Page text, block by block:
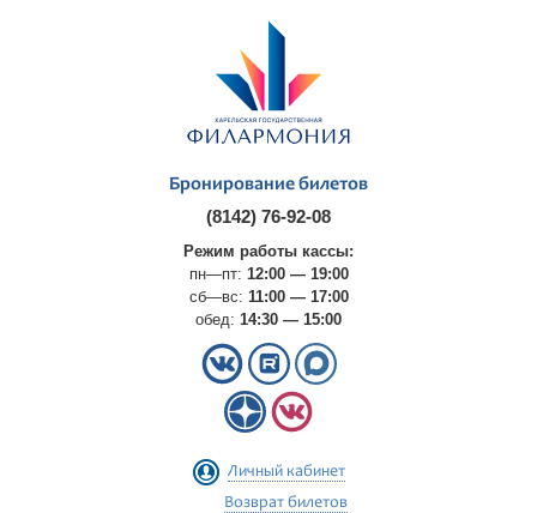
Бронирование билетов
(8142) 76-92-08
Режим работы кассы:
пн—пт: 12:00 — 19:00
сб—вс: 11:00 — 17:00
обед: 14:30 — 15:00
Личный кабинет
Возврат билетов